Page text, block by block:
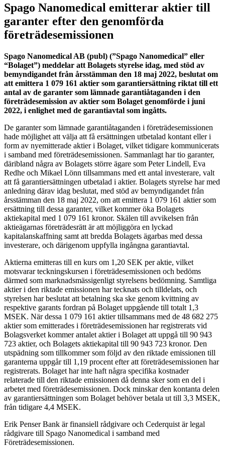
Spago Nanomedical emitterar aktier till
garanter efter den genomförda
företrädesemissionen
Spago Nanomedical AB (publ) (”Spago Nanomedical” eller
“Bolaget”) meddelar att Bolagets styrelse idag, med stöd av
bemyndigandet från årsstämman den 18 maj 2022, beslutat om
att emittera 1 079 161 aktier som garantiersättning riktat till ett
antal av de garanter som lämnade garantiåtaganden i den
företrädesemission av aktier som Bolaget genomförde i juni
2022, i enlighet med de garantiavtal som ingåtts.
De garanter som lämnade garantiåtaganden i företrädesemissionen
hade möjlighet att välja att få ersättningen utbetalad kontant eller i
form av nyemitterade aktier i Bolaget, vilket tidigare kommunicerats
i samband med företrädesemissionen. Sammanlagt har tio garanter,
däribland några av Bolagets större ägare som Peter Lindell, Eva
Redhe och Mikael Lönn tillsammans med ett antal investerare, valt
att få garantiersättningen utbetalad i aktier. Bolagets styrelse har med
anledning därav idag beslutat, med stöd av bemyndigandet från
årsstämman den 18 maj 2022, om att emittera 1 079 161 aktier som
ersättning till dessa garanter, vilket kommer öka Bolagets
aktiekapital med 1 079 161 kronor. Skälen till avvikelsen från
aktieägarnas företrädesrätt är att möjliggöra en lyckad
kapitalanskaffning samt att bredda Bolagets ägarbas med dessa
investerare, och därigenom uppfylla ingångna garantiavtal.
Aktierna emitteras till en kurs om 1,20 SEK per aktie, vilket
motsvarar teckningskursen i företrädesemissionen och bedöms
därmed som marknadsmässigenligt styrelsens bedömning. Samtliga
aktier i den riktade emissionen har tecknats och tilldelats, och
styrelsen har beslutat att betalning ska ske genom kvittning av
respektive garants fordran på Bolaget uppgående till totalt 1,3
MSEK. När dessa 1 079 161 aktier tillsammans med de 48 682 275
aktier som emitterades i företrädesemissionen har registrerats vid
Bolagsverket kommer antalet aktier i Bolaget att uppgå till 90 943
723 aktier, och Bolagets aktiekapital till 90 943 723 kronor. Den
utspädning som tillkommer som följd av den riktade emissionen till
garanterna uppgår till 1,19 procent efter att företrädesemissionen har
registrerats. Bolaget har inte haft några specifika kostnader
relaterade till den riktade emissionen då denna sker som en del i
arbetet med företrädesemissionen. Dock minskar den kontanta delen
av garantiersättningen som Bolaget behöver betala ut till 3,3 MSEK,
från tidigare 4,4 MSEK.
Erik Penser Bank är finansiell rådgivare och Cederquist är legal
rådgivare till Spago Nanomedical i samband med
Företrädesemissionen.